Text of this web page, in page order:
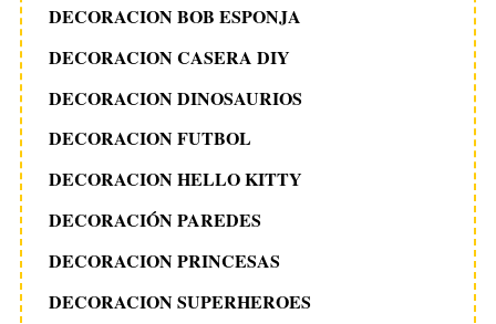
DECORACION BOB ESPONJA
DECORACION CASERA DIY
DECORACION DINOSAURIOS
DECORACION FUTBOL
DECORACION HELLO KITTY
DECORACIÓN PAREDES
DECORACION PRINCESAS
DECORACION SUPERHEROES